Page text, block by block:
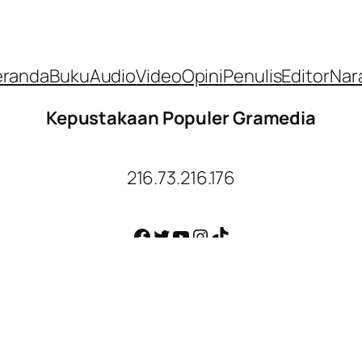
BukuAudioVideoOpiniPenulisEditor
Kepustakaan Populer Gramedia
216.73.216.176
Facebook
Twitter
YouTube
Instagram
TikTok